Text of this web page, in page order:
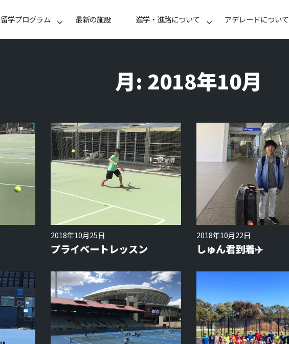
留学プログラム 最新の施設 進学・進路について アデレードについて
月: 2018年10月
2018年10月25日
プライベートレッスン
2018年10月22日
しゅん君到着✈️